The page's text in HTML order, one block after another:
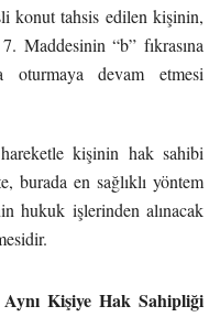
konut tahsis edilen kişinin,
Maddesinin “b” fıkrasına
devam etmesi
kişinin hak sahibi
burada en sağlıklı yöntem
hukuk işlerinden alınacak
Kişiye Hak Sahipliği